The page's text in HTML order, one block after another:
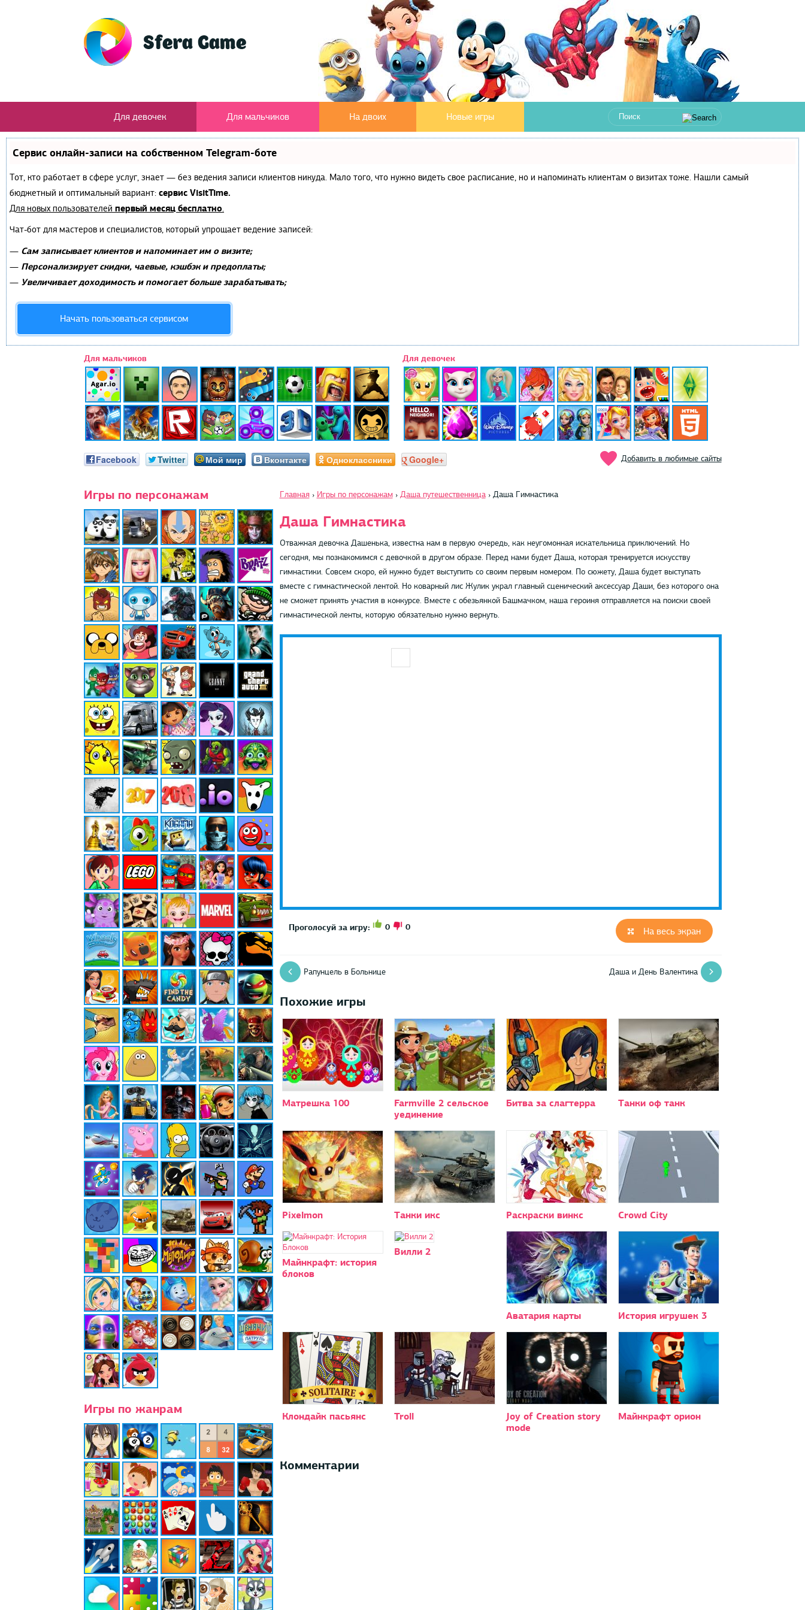
Для девочек Для мальчиков На двоих Новые игры
Сервис онлайн-записи на собственном Telegram-боте
Тот, кто работает в сфере услуг, знает — без ведения записи клиентов никуда. Мало того, что нужно видеть свое расписание, но и напоминать клиентам о визитах тоже. Нашли самый
бюджетный и оптимальный вариант: сервис VisitTime.
Для новых пользователей первый месяц бесплатно.
Чат-бот для мастеров и специалистов, который упрощает ведение записей:
— Сам записывает клиентов и напоминает им о визите;
— Персонализирует скидки, чаевые, кэшбэк и предоплаты;
— Увеличивает доходимость и помогает больше зарабатывать;
Начать пользоваться сервисом
Для мальчиков Для девочек
Facebook Twitter Мой мир Вконтакте Одноклассники Google+ Добавить в любимые сайты
Игры по персонажам
Игры по жанрам
Главная › Игры по персонажам › Даша путешественница › Даша Гимнастика
Даша Гимнастика
Отважная девочка Дашенька, известна нам в первую очередь, как неугомонная искательница приключений. Но
сегодня, мы познакомимся с девочкой в другом образе. Перед нами будет Даша, которая тренируется искусству
гимнастики. Совсем скоро, ей нужно будет выступить со своим первым номером. По сюжету, Даша будет выступать
вместе с гимнастической лентой. Но коварный лис Жулик украл главный сценический аксессуар Даши, без которого она
не сможет принять участия в конкурсе. Вместе с обезьянкой Башмачком, наша героиня отправляется на поиски своей
гимнастической ленты, которую обязательно нужно вернуть.
На весь экран
Проголосуй за игру: 0 0
Рапунцель в Больнице Даша и День Валентина
Похожие игры
Матрешка 100
Farmville 2 сельское
уединение
Битва за слагтерра Танки оф танк
Pixelmon Танки икс Раскраски винкс Crowd Сity
Майнкрафт: история
блоков
Вилли 2
Аватария карты История игрушек 3
Клондайк пасьянс Troll
Joy of Creation story
mode
Майнкрафт орион
Комментарии